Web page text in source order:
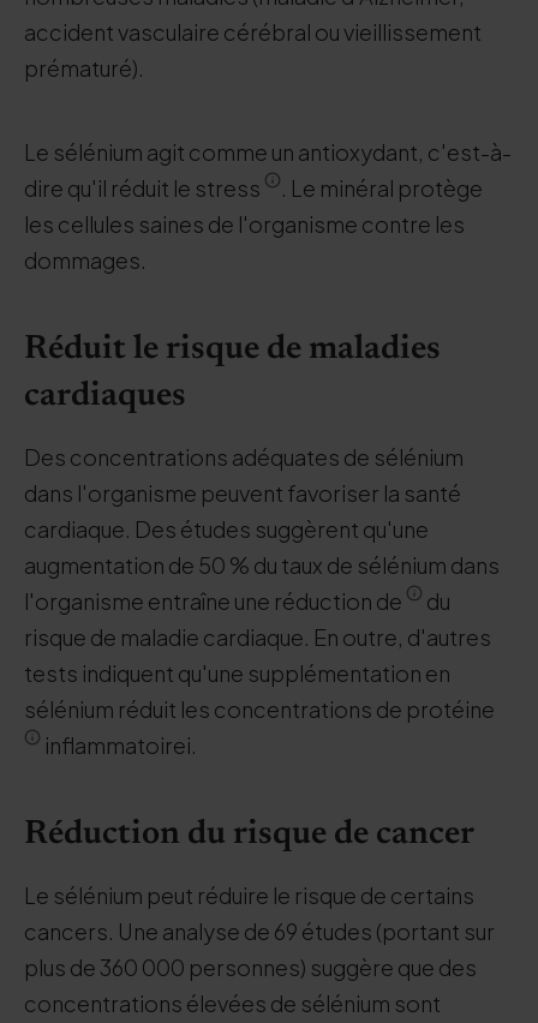
accident vasculaire cérébral ou vieillissement
prématuré).
Le sélénium agit comme un antioxydant, c'est-à-
dire qu'il réduit le stress
. Le minéral protège
les cellules saines de l'organisme contre les
dommages.
Réduit le risque de maladies
cardiaques
Des concentrations adéquates de sélénium
dans l'organisme peuvent favoriser la santé
cardiaque. Des études suggèrent qu'une
augmentation de 50 % du taux de sélénium dans
l'organisme entraîne une réduction de
du
risque de maladie cardiaque. En outre, d'autres
tests indiquent qu'une supplémentation en
sélénium réduit les concentrations de protéine
inflammatoirei.
Réduction du risque de cancer
Le sélénium peut réduire le risque de certains
cancers. Une analyse de 69 études (portant sur
plus de 360 000 personnes) suggère que des
concentrations élevées de sélénium sont